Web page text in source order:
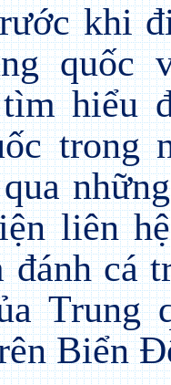
khi
quốc
hiểu
trong
liên
đánh cá
Trung
Biển